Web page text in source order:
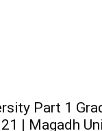
Part 1
| Magadh